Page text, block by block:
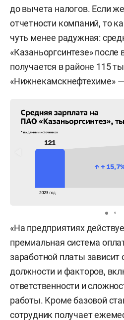
до вычета налогов. Если
отчетности компаний, то
чуть менее радужная:
«Казаньоргсинтезе» после
получается в районе 115
«Нижнекамскнефтехиме»
«На предприятиях
премиальная система
заработной платы зависит
должности и факторов,
ответственности и
работы. Кроме базовой
сотрудник получает